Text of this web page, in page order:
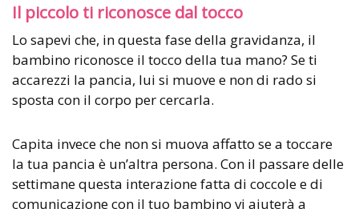
Il piccolo ti riconosce dal tocco
Lo sapevi che, in questa fase della gravidanza, il
bambino riconosce il tocco della tua mano? Se ti
accarezzi la pancia, lui si muove e non di rado si
sposta con il corpo per cercarla.
Capita invece che non si muova affatto se a toccare
la tua pancia è un’altra persona. Con il passare delle
settimane questa interazione fatta di coccole e di
comunicazione con il tuo bambino vi aiuterà a